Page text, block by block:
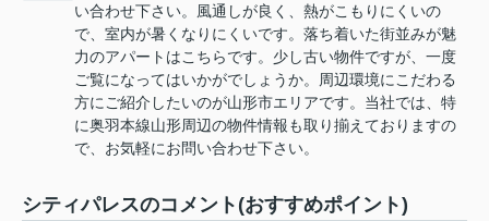
い合わせ下さい。風通しが良く、熱がこもりにくいの
で、室内が暑くなりにくいです。落ち着いた街並みが魅
力のアパートはこちらです。少し古い物件ですが、一度
ご覧になってはいかがでしょうか。周辺環境にこだわる
方にご紹介したいのが山形市エリアです。当社では、特
に奥羽本線山形周辺の物件情報も取り揃えておりますの
で、お気軽にお問い合わせ下さい。
シティパレスのコメント(おすすめポイント)